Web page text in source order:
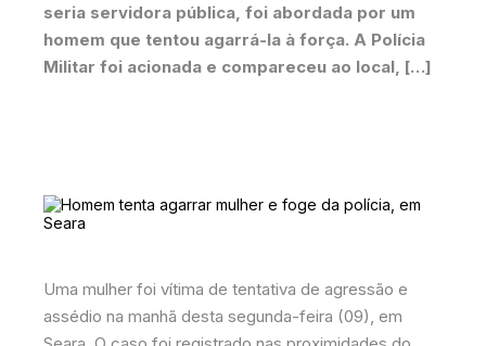
seria servidora pública, foi abordada por um
homem que tentou agarrá-la à força. A Polícia
Militar foi acionada e compareceu ao local, […]
Uma mulher foi vítima de tentativa de agressão e
assédio na manhã desta segunda-feira (09), em